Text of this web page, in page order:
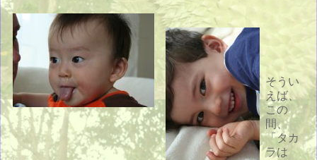
そうい
えば、
この
間、
「タカ
ラは